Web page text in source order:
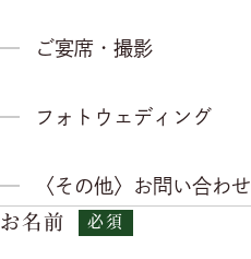
ご宴席・撮影
フォトウェディング
〈その他〉お問い合わせ
お名前